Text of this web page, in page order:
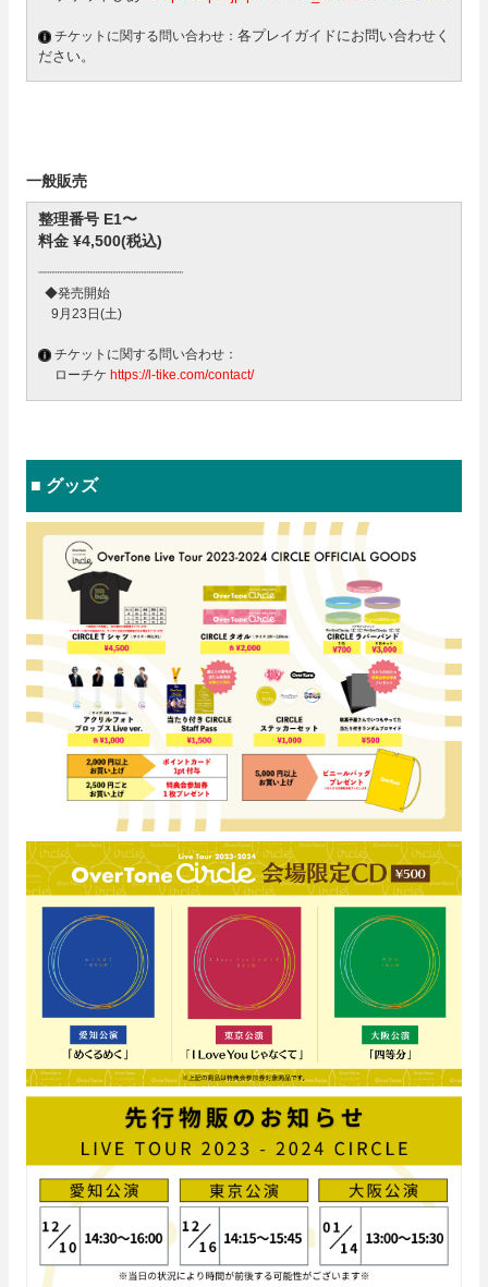
チケットに関する問い合わせ： 各プレイガイドにお問い合わせく
ださい。
一般販売
整理番号 E1〜
料金 ¥4,500(税込)
┈┈┈┈┈┈┈┈┈┈┈┈┈┈┈┈┈┈┈
◆発売開始
9月23日(土)
チケットに関する問い合わせ：
ローチケ https://l-tike.com/contact/
■ グッズ